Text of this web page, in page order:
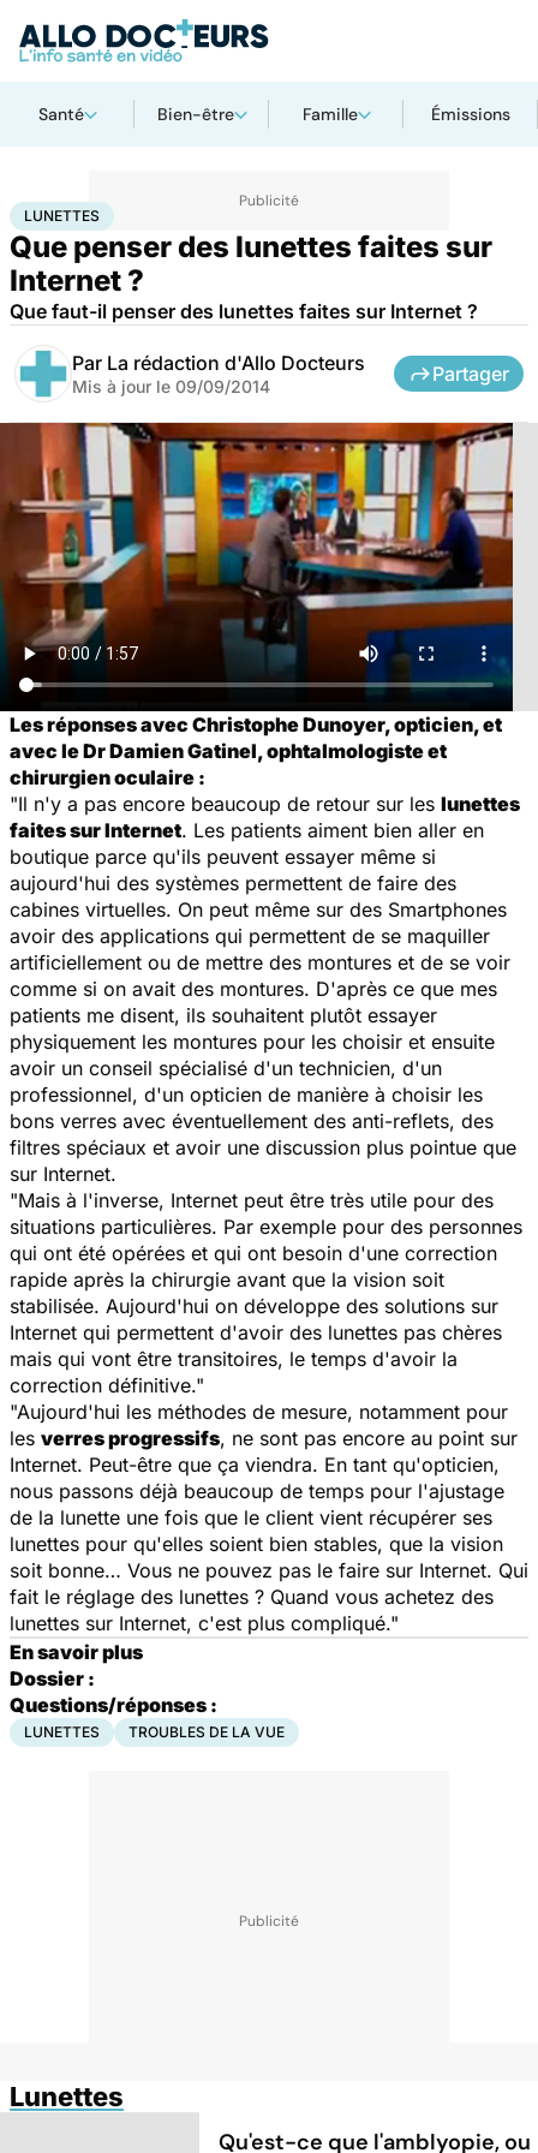
Santé Bien-être Famille Émissions
AccueilSanté Lunettes
LUNETTES
Que penser des lunettes faites sur
Internet ?
Que faut-il penser des lunettes faites sur Internet ?
Par La rédaction d'Allo Docteurs
Mis à jour le 09/09/2014
Partager
Les réponses avec Christophe Dunoyer, opticien, et
avec le Dr Damien Gatinel, ophtalmologiste et
chirurgien oculaire :
"Il n'y a pas encore beaucoup de retour sur les lunettes
faites sur Internet. Les patients aiment bien aller en
boutique parce qu'ils peuvent essayer même si
aujourd'hui des systèmes permettent de faire des
cabines virtuelles. On peut même sur des Smartphones
avoir des applications qui permettent de se maquiller
artificiellement ou de mettre des montures et de se voir
comme si on avait des montures. D'après ce que mes
patients me disent, ils souhaitent plutôt essayer
physiquement les montures pour les choisir et ensuite
avoir un conseil spécialisé d'un technicien, d'un
professionnel, d'un opticien de manière à choisir les
bons verres avec éventuellement des anti-reflets, des
filtres spéciaux et avoir une discussion plus pointue que
sur Internet.
"Mais à l'inverse, Internet peut être très utile pour des
situations particulières. Par exemple pour des personnes
qui ont été opérées et qui ont besoin d'une correction
rapide après la chirurgie avant que la vision soit
stabilisée. Aujourd'hui on développe des solutions sur
Internet qui permettent d'avoir des lunettes pas chères
mais qui vont être transitoires, le temps d'avoir la
correction définitive."
"Aujourd'hui les méthodes de mesure, notamment pour
les verres progressifs, ne sont pas encore au point sur
Internet. Peut-être que ça viendra. En tant qu'opticien,
nous passons déjà beaucoup de temps pour l'ajustage
de la lunette une fois que le client vient récupérer ses
lunettes pour qu'elles soient bien stables, que la vision
soit bonne… Vous ne pouvez pas le faire sur Internet. Qui
fait le réglage des lunettes ? Quand vous achetez des
lunettes sur Internet, c'est plus compliqué."
En savoir plus
Dossier :
Questions/réponses :
LUNETTES TROUBLES DE LA VUE
Lunettes
Qu'est-ce que l'amblyopie, ou